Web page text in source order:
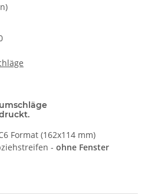
Format (162x114 mm)
- ohne Fenster